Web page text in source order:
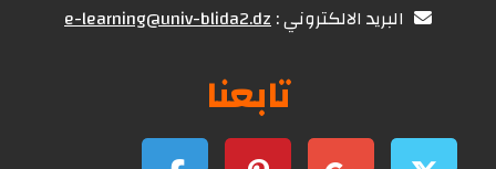
البريد الالكتروني :e-learning@univ-blida2.dz
تابعنا